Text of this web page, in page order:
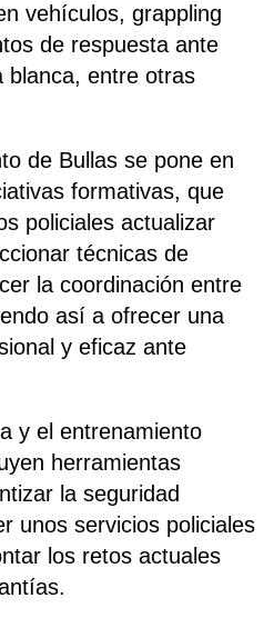
vehículos, grappling
de respuesta ante
blanca, entre otras
de Bullas se pone en
formativas, que
policiales actualizar
técnicas de
la coordinación entre
así a ofrecer una
y eficaz ante
y el entrenamiento
herramientas
la seguridad
unos servicios policiales
los retos actuales